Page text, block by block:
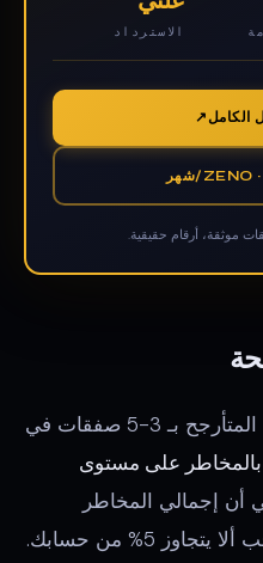
الاسترداد
موثقة، أرقام حقيقية.
غالباً ما يحتفظ متداولو التداول المتأرجح بـ 3-5 صفقات في
على مستوى
أن إجمالي المخاطر
المفتوحة عبر جميع المراكز يجب ألا يتجاوز 5% من حسابك.